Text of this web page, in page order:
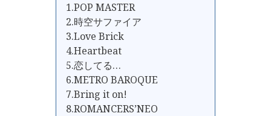
1.POP MASTER
2.時空サファイア
3.Love Brick
4.Heartbeat
5.恋してる…
6.METRO BAROQUE
7.Bring it on!
8.ROMANCERS’NEO